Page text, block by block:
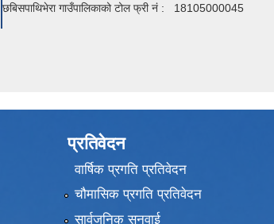
छबिसपाथिभेरा गाउँपालिकाको टोल फ्री नं : 18105000045
प्रतिवेदन
वार्षिक प्रगति प्रतिवेदन
चौमासिक प्रगति प्रतिवेदन
सार्वजनिक सुनुवाई